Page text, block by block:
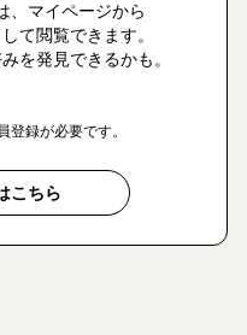
、マイページから
て閲覧できます。
を発見できるかも。
登録が必要です。
こちら